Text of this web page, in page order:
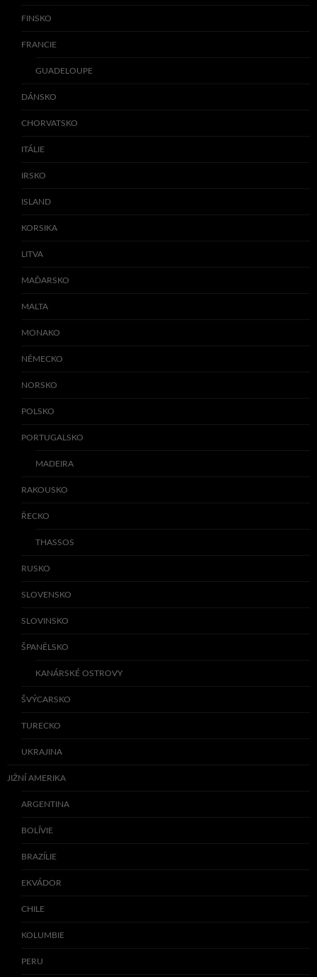
FINSKO
FRANCIE
GUADELOUPE
DÁNSKO
CHORVATSKO
ITÁLIE
IRSKO
ISLAND
KORSIKA
LITVA
MAĎARSKO
MALTA
MONAKO
NĚMECKO
NORSKO
POLSKO
PORTUGALSKO
MADEIRA
RAKOUSKO
ŘECKO
THASSOS
RUSKO
SLOVENSKO
SLOVINSKO
ŠPANĚLSKO
KANÁRSKÉ OSTROVY
ŠVÝCARSKO
TURECKO
UKRAJINA
JIŽNÍ AMERIKA
ARGENTINA
BOLÍVIE
BRAZÍLIE
EKVÁDOR
CHILE
KOLUMBIE
PERU